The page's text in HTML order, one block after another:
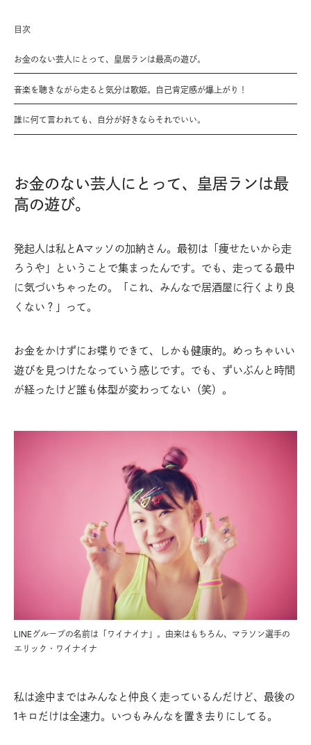
目次
お金のない芸人にとって、皇居ランは最高の遊び。
音楽を聴きながら走ると気分は歌姫。自己肯定感が爆上がり！
誰に何て言われても、自分が好きならそれでいい。
お金のない芸人にとって、皇居ランは最
高の遊び。
発起人は私とAマッソの加納さん。最初は「痩せたいから走
ろうや」ということで集まったんです。でも、走ってる最中
に気づいちゃったの。「これ、みんなで居酒屋に行くより良
くない？」って。
お金をかけずにお喋りできて、しかも健康的。めっちゃいい
遊びを見つけたなっていう感じです。でも、ずいぶんと時間
が経ったけど誰も体型が変わってない（笑）。
LINEグループの名前は「ワイナイナ」。由来はもちろん、マラソン選手の
エリック・ワイナイナ
私は途中まではみんなと仲良く走っているんだけど、最後の
1キロだけは全速力。いつもみんなを置き去りにしてる。